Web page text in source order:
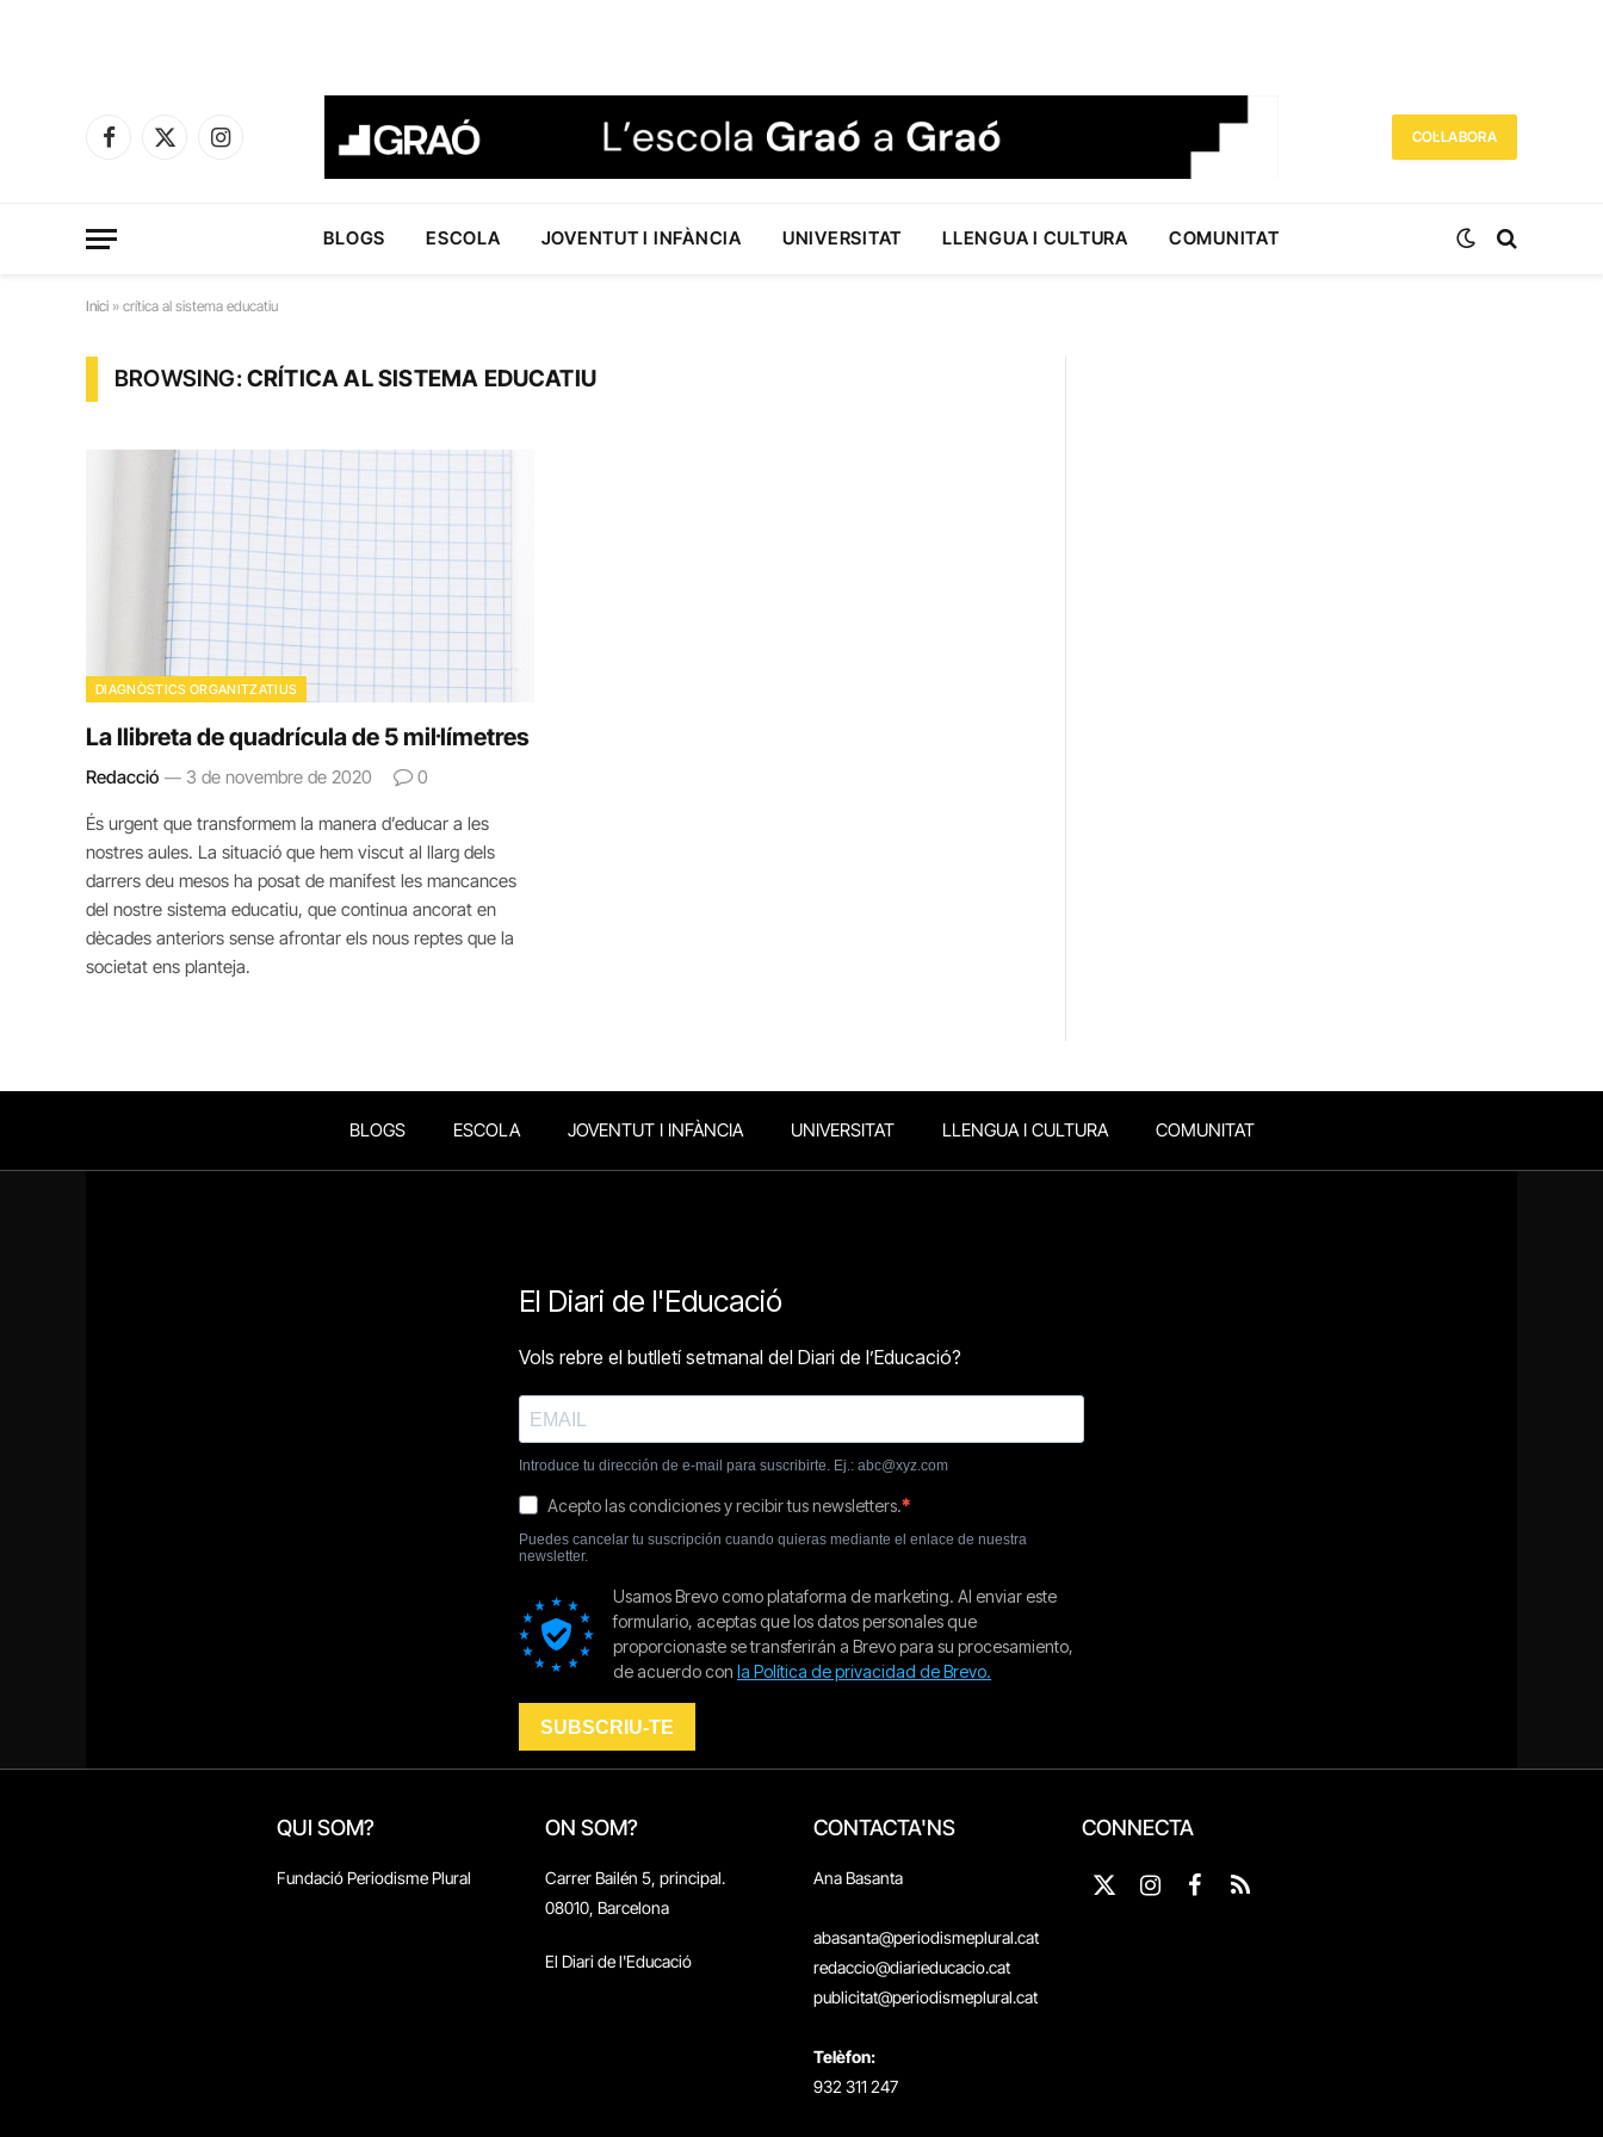
Facebook
X
Instagram
COL·LABORA
BLOGS ESCOLA JOVENTUT I INFÀNCIA UNIVERSITAT LLENGUA I CULTURA COMUNITAT
Inici » crítica al sistema educatiu
BROWSING:CRÍTICA AL SISTEMA EDUCATIU
DIAGNÒSTICS ORGANITZATIUS
La llibreta de quadrícula de 5 mil·límetres
Redacció 3 de novembre de 2020 0
És urgent que transformem la manera d’educar a les
nostres aules. La situació que hem viscut al llarg dels
darrers deu mesos ha posat de manifest les mancances
del nostre sistema educatiu, que continua ancorat en
dècades anteriors sense afrontar els nous reptes que la
societat ens planteja.
BLOGS ESCOLA JOVENTUT I INFÀNCIA UNIVERSITAT LLENGUA I CULTURA COMUNITAT
QUI SOM?
Fundació Periodisme Plural
ON SOM?
Carrer Bailén 5, principal.
08010, Barcelona
El Diari de l'Educació
CONTACTA'NS
Ana Basanta
abasanta@periodismeplural.cat
redaccio@diarieducacio.cat
publicitat@periodismeplural.cat
Telèfon:
932 311 247
CONNECTA
X
InstagramFacebook
RSS